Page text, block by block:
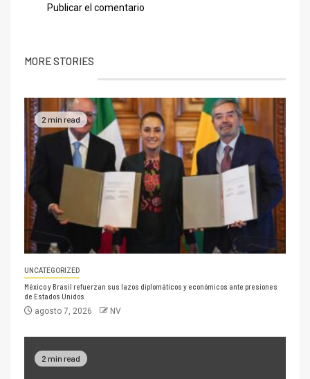
MORE STORIES
2 min read
UNCATEGORIZED
México y Brasil refuerzan sus lazos diplomáticos y económicos ante presiones
de Estados Unidos
agosto 7, 2026 NV
2 min read